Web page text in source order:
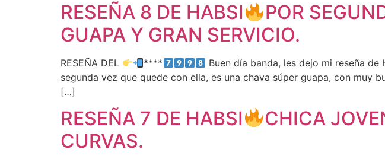
RESEÑA 8 DE HABSI
POR
GUAPA Y GRAN SERVICIO.
RESEÑA DEL ****
Buen día banda, les dejo mi reseña
segunda vez que quede con ella, es una chava súper guapa, con muy
[…]
RESEÑA 7 DE HABSI
CHICA
CURVAS.